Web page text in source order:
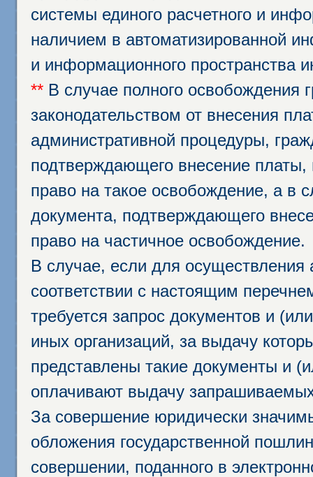
системы единого расчетного и
наличием в автоматизированной
и информационного пространства
** В случае полного освобождения
законодательством от внесения
административной процедуры,
подтверждающего внесение
право на такое освобождение, а в
документа, подтверждающего
право на частичное освобождение.
В случае, если для осуществления
соответствии с настоящим
требуется запрос документов и
иных организаций, за выдачу
представлены такие документы и
оплачивают выдачу
За совершение юридически
обложения государственной
совершении, поданного в